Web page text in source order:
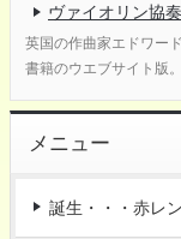
ヴァイオリン協
英国の作曲家エドワー
書籍のウエブサイト版
メニュー
誕生・・・赤レ